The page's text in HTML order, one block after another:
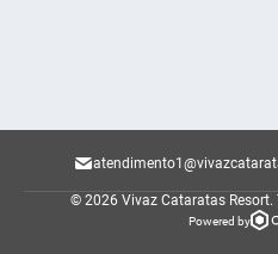
© 2026 Vivaz Cataratas Resort.
Powered by